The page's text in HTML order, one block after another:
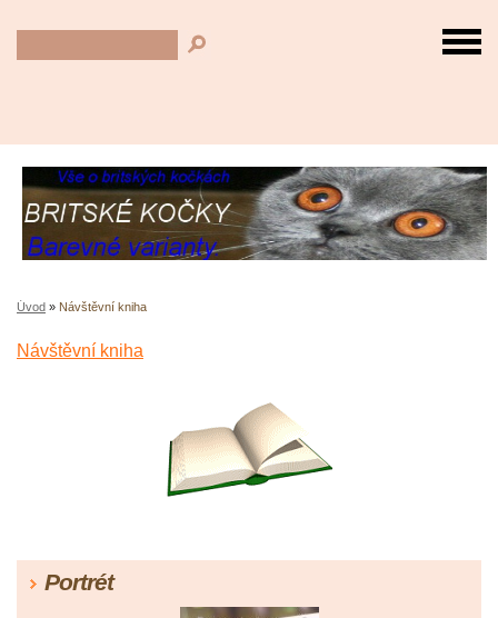
Úvod » Návštěvní kniha
Návštěvní kniha
Portrét